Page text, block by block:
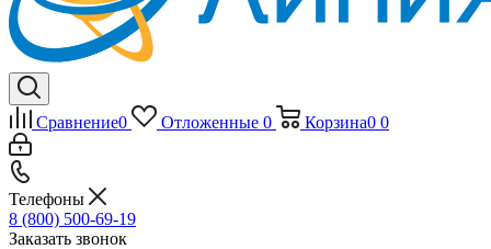
Сравнение0 Отложенные 0 Корзина0 0
Телефоны
8 (800) 500-69-19
Заказать звонок